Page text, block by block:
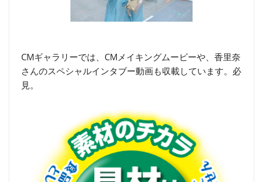
CMギャラリーでは、CMメイキングムービーや、香里奈
さんのスペシャルインタブー動画も収載しています。必
見。